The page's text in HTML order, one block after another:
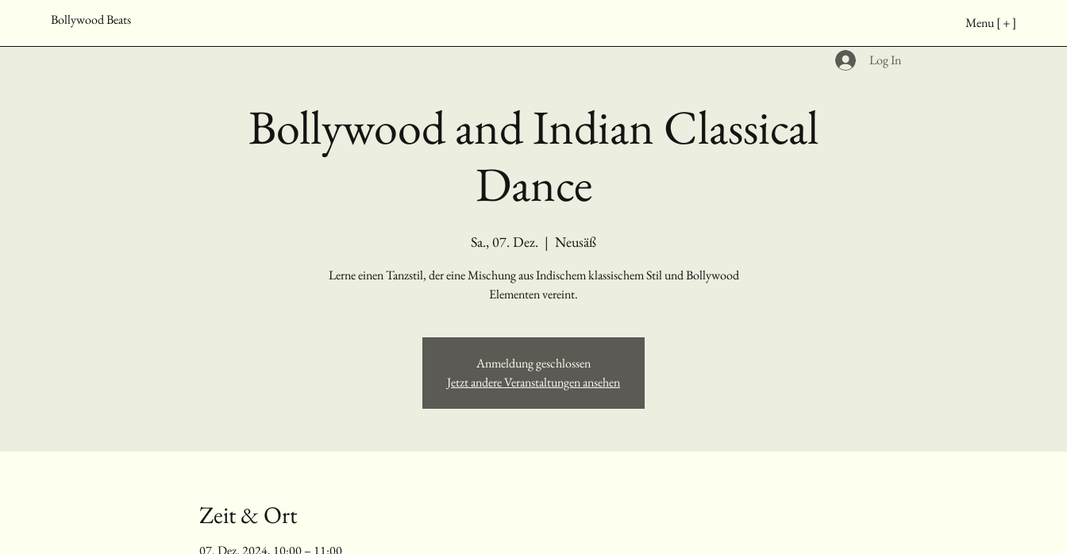
Bollywood Beats Menu [ + ]
Log In
Bollywood and Indian Classical
Dance
Sa., 07. Dez.
  |
Neusäß
Lerne einen Tanzstil, der eine Mischung aus Indischem klassischem Stil und Bollywood
Elementen vereint.
Anmeldung geschlossen
Jetzt andere Veranstaltungen ansehen
Zeit & Ort
07. Dez. 2024, 10:00 – 11:00